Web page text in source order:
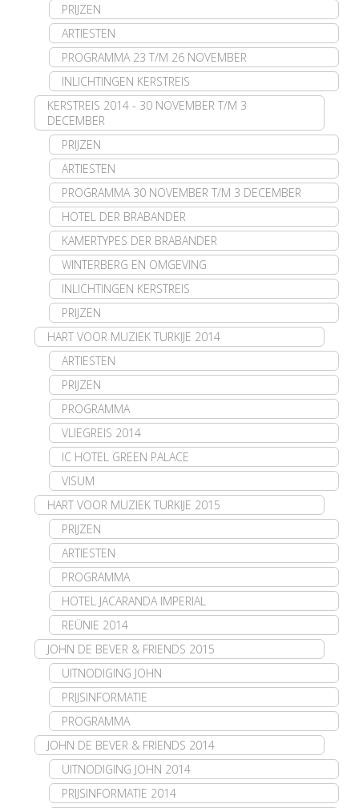
PRIJZEN
ARTIESTEN
PROGRAMMA 23 T/M 26 NOVEMBER
INLICHTINGEN KERSTREIS
KERSTREIS 2014 - 30 NOVEMBER T/M 3
DECEMBER
PRIJZEN
ARTIESTEN
PROGRAMMA 30 NOVEMBER T/M 3 DECEMBER
HOTEL DER BRABANDER
KAMERTYPES DER BRABANDER
WINTERBERG EN OMGEVING
INLICHTINGEN KERSTREIS
PRIJZEN
HART VOOR MUZIEK TURKIJE 2014
ARTIESTEN
PRIJZEN
PROGRAMMA
VLIEGREIS 2014
IC HOTEL GREEN PALACE
VISUM
HART VOOR MUZIEK TURKIJE 2015
PRIJZEN
ARTIESTEN
PROGRAMMA
HOTEL JACARANDA IMPERIAL
REÜNIE 2014
JOHN DE BEVER & FRIENDS 2015
UITNODIGING JOHN
PRIJSINFORMATIE
PROGRAMMA
JOHN DE BEVER & FRIENDS 2014
UITNODIGING JOHN 2014
PRIJSINFORMATIE 2014